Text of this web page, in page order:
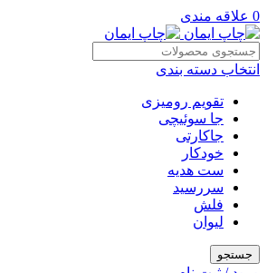
0 علاقه مندی
انتخاب دسته بندی
تقویم رومیزی
جا سوئیچی
جاکارتی
خودکار
ست هدیه
سررسید
فلش
لیوان
جستجو